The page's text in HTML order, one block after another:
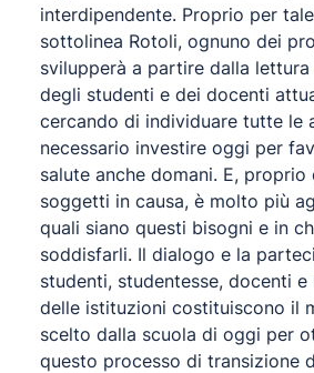
interdipendente. Proprio per
sottolinea Rotoli, ognuno dei
svilupperà a partire dalla lettura
degli studenti e dei docenti
cercando di individuare tutte le
necessario investire oggi per
salute anche domani. E,
soggetti in causa, è molto più
quali siano questi bisogni e in
soddisfarli. Il dialogo e la
studenti, studentesse, docenti e
delle istituzioni costituiscono il
scelto dalla scuola di oggi per
questo processo di transizione